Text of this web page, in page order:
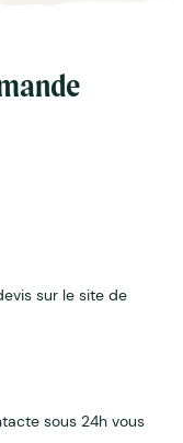
sur le site de
sous 24h vous